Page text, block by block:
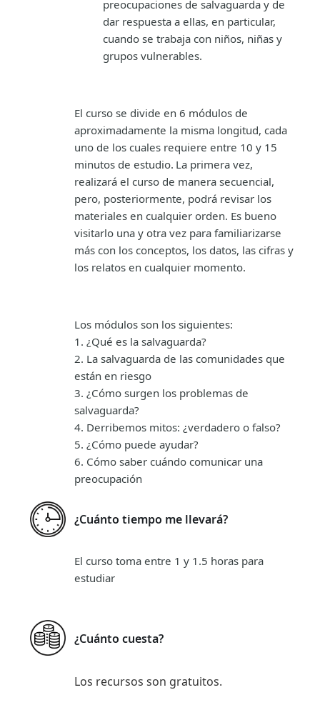
preocupaciones de salvaguarda y de
dar respuesta a ellas, en particular,
cuando se trabaja con niños, niñas y
grupos vulnerables.
El curso se divide en 6 módulos de
aproximadamente la misma longitud, cada
uno de los cuales requiere entre 10 y 15
minutos de estudio. La primera vez,
realizará el curso de manera secuencial,
pero, posteriormente, podrá revisar los
materiales en cualquier orden. Es bueno
visitarlo una y otra vez para familiarizarse
más con los conceptos, los datos, las cifras y
los relatos en cualquier momento.
Los módulos son los siguientes:
1. ¿Qué es la salvaguarda?
2. La salvaguarda de las comunidades que
están en riesgo
3. ¿Cómo surgen los problemas de
salvaguarda?
4. Derribemos mitos: ¿verdadero o falso?
5. ¿Cómo puede ayudar?
6. Cómo saber cuándo comunicar una
preocupación
¿Cuánto tiempo me llevará?
El curso toma entre 1 y 1.5 horas para
estudiar
¿Cuánto cuesta?
Los recursos son gratuitos.